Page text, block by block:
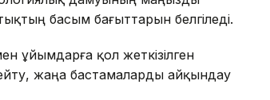
басым бағыттарын белгіледі.
ұйымдарға қол жеткізілген
жаңа бастамаларды айқындау